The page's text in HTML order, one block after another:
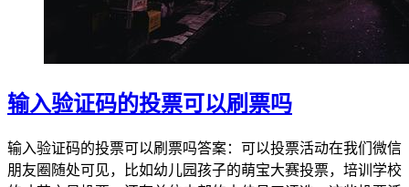
输入验证码的投票可以刷票吗
输入验证码的投票可以刷票吗答案：可以投票活动在我们微信
朋友圈随处可见，比如幼儿园孩子的萌宝大赛投票，培训学校